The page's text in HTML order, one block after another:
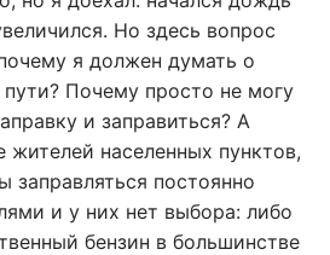
Но здесь вопрос
я должен думать о
пути? Почему просто не могу
и заправиться? А
жителей населенных пунктов,
постоянно
и у них нет выбора: либо
бензин в большинстве